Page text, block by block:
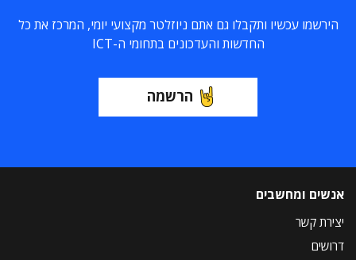
הירשמו עכשיו ותקבלו גם אתם ניוזלטר מקצועי יומי, המרכז את כל
החדשות והעדכונים בתחומי ה-ICT
הרשמה
אנשים ומחשבים
יצירת קשר
דרושים